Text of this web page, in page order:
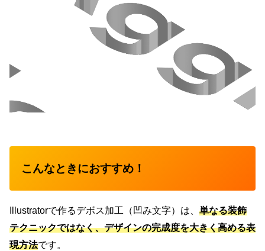
こんなときにおすすめ！
Illustratorで作るデボス加工（凹み文字）は、 単なる装飾
テクニックではなく、デザインの完成度を大きく高める表
現方法です。